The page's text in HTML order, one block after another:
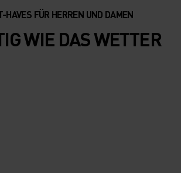
HAVES FÜR HERREN UND DAMEN
WIE DAS WETTER